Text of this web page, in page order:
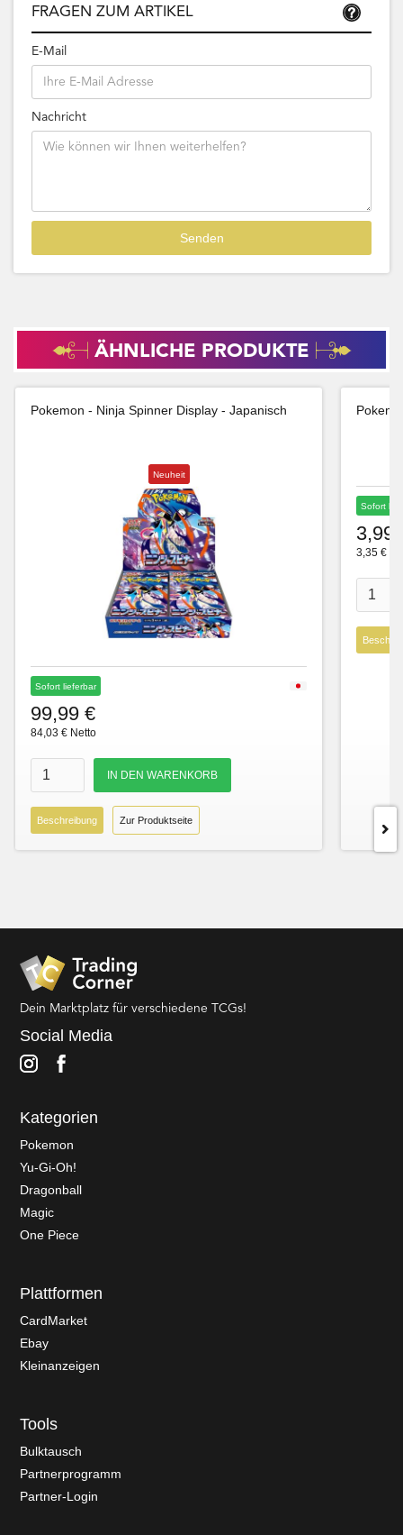
FRAGEN ZUM ARTIKEL
E-Mail
Nachricht
ÄHNLICHE PRODUKTE
Pokemon - Ninja Spinner Display - Japanisch
Neuheit
Sofort lieferbar
99,99 €
84,03 € Netto
Beschreibung Zur Produktseite
Sofort
3,99
3,35 €
Dein Marktplatz für verschiedene TCGs!
Social Media
Kategorien
Pokemon
Yu-Gi-Oh!
Dragonball
Magic
One Piece
Plattformen
CardMarket
Ebay
Kleinanzeigen
Tools
Bulktausch
Partnerprogramm
Partner-Login